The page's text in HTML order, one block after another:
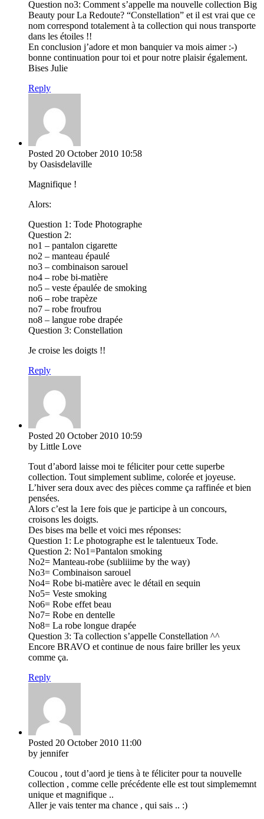
Question no3: Comment s’appelle ma nouvelle collection Big
Beauty pour La Redoute? “Constellation” et il est vrai que ce
nom correspond totalement à ta collection qui nous transporte
dans les étoiles !!
En conclusion j’adore et mon banquier va mois aimer :-)
bonne continuation pour toi et pour notre plaisir également.
Bises Julie
Reply
Posted 20 October 2010 10:58
by Oasisdelaville
Magnifique !
Alors:
Question 1: Tode Photographe
Question 2:
no1 – pantalon cigarette
no2 – manteau épaulé
no3 – combinaison sarouel
no4 – robe bi-matière
no5 – veste épaulée de smoking
no6 – robe trapèze
no7 – robe froufrou
no8 – langue robe drapée
Question 3: Constellation
Je croise les doigts !!
Reply
Posted 20 October 2010 10:59
by Little Love
Tout d’abord laisse moi te féliciter pour cette superbe
collection. Tout simplement sublime, colorée et joyeuse.
L’hiver sera doux avec des pièces comme ça raffinée et bien
pensées.
Alors c’est la 1ere fois que je participe à un concours,
croisons les doigts.
Des bises ma belle et voici mes réponses:
Question 1: Le photographe est le talentueux Tode.
Question 2: No1=Pantalon smoking
No2= Manteau-robe (subliiime by the way)
No3= Combinaison sarouel
No4= Robe bi-matière avec le détail en sequin
No5= Veste smoking
No6= Robe effet beau
No7= Robe en dentelle
No8= La robe longue drapée
Question 3: Ta collection s’appelle Constellation ^^
Encore BRAVO et continue de nous faire briller les yeux
comme ça.
Reply
Posted 20 October 2010 11:00
by jennifer
Coucou , tout d’aord je tiens à te féliciter pour ta nouvelle
collection , comme celle précédente elle est tout simplememnt
unique et magnifique ..
Aller je vais tenter ma chance , qui sais .. :)